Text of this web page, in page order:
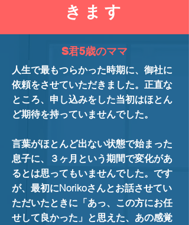
きます
S君5歳のママ
人生で最もつらかった時期に、御社に
依頼をさせていただきました。正直な
ところ、申し込みをした当初はほとん
ど期待を持っていませんでした。
言葉がほとんど出ない状態で始まった
息子に、３ヶ月という期間で変化があ
るとは思ってもいませんでした。です
が、最初にNorikoさんとお話させてい
ただいたときに「あっ、この方にお任
せして良かった」と思えた、あの感覚